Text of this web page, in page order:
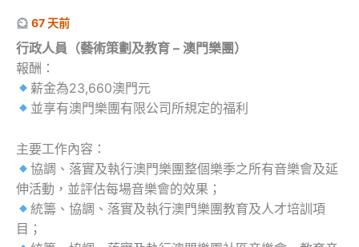
67 天前
行政人員（藝術策劃及教育 – 澳門樂團）
報酬：
薪金為23,660澳門元
並享有澳門樂團有限公司所規定的福利
主要工作內容：
協調、落實及執行澳門樂團整個樂季之所有音樂會及延
伸活動，並評估每場音樂會的效果；
統籌、協調、落實及執行澳門樂團教育及人才培訓項
目；